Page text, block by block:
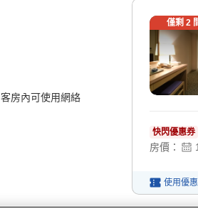
客房內可使用網絡
僅剩 2
快閃優惠券
房價： 1
使用優